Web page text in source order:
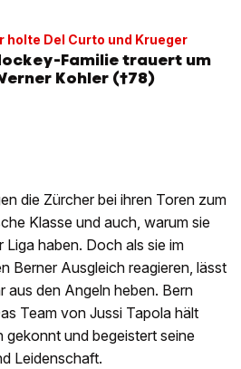
holte Del Curto und Krueger
Familie trauert um
Kohler (†78)
die Zürcher bei ihren Toren zum
Klasse und auch, warum sie
haben. Doch als sie im
Berner Ausgleich reagieren, lässt
aus den Angeln heben. Bern
Team von Jussi Tapola hält
gekonnt und begeistert seine
Leidenschaft.